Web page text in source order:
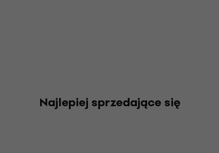
Najlepiej sprzedające się